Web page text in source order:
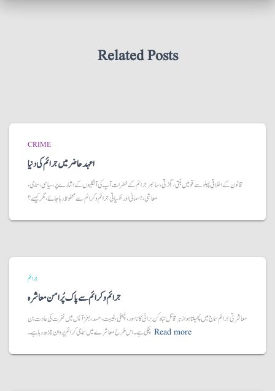
Related Posts
CRIME
اعہد حاضر میں جرائم کی دنیا
قانون کے اخلاقی پہلو سے قومیں بنتی، بگڑتی، سائبر جرائم کے خطرات آپ کی آنگلیوں کے اشارے پر، سیاسی، سماجی،
معاشی، جسمانی اور نفسیاتی جرائم و کرائم سے محفوظ رہا جائے، مگر کیسے؟
جرائم
جرائم و کرائم سے پاک پُر امن معاشرہ
معاشرتی جرائم سماج میں پھیلتا ہوا زہر قاتل تباہ کُن برائی کا ناسور، چُغلی، غیبت، حسد، بغز آپس میں نفرت کی عادت بن
چکی ہے۔ اس طرح معاشرے میں سماجی کرائم پروان چڑھ رہا ہے۔ Read more